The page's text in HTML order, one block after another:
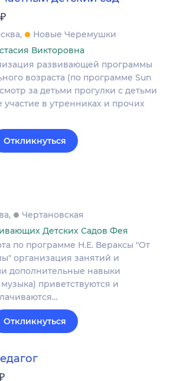
₽
Новые Черемушки
Викторовна
развивающей программы
возраста (по программе Sun
за детьми прогулки с детьми
участие в утренниках и прочих
Откликнуться
Чертановская
Детских Садов Фея
по программе Н.Е. Вераксы "От
организация занятий и
дополнительные навыки
приветствуются и
Откликнуться